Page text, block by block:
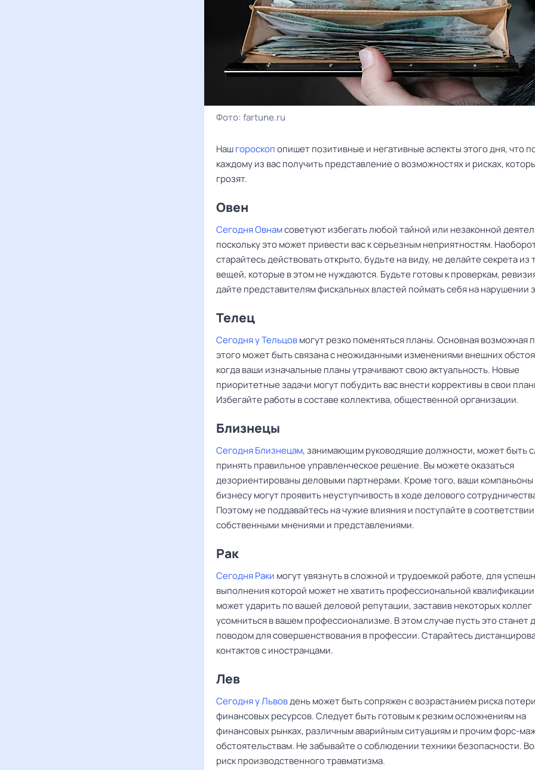
Фото: fartune.ru
Нашгороскопопишет позитивные и негативные аспекты этого дня, что
каждому из вас получить представление о возможностях и рисках,
грозят.
Овен ‌‌
Сегодня Овнамсоветуют избегать любой тайной или незаконной
поскольку это может привести вас к серьезным неприятностям.
старайтесь действовать открыто, будьте на виду, не делайте секрета из
вещей, которые в этом не нуждаются. Будьте готовы к проверкам,
дайте представителям фискальных властей поймать себя на нарушении
Телец
Сегодня у Тельцовмогут резко поменяться планы. Основная возможная
этого может быть связана с неожиданными изменениями внешних
когда ваши изначальные планы утрачивают свою актуальность. Новые
приоритетные задачи могут побудить вас внести коррективы в свои
Избегайте работы в составе коллектива, общественной организации.
Близнецы
Сегодня Близнецам, занимающим руководящие должности, может быть
принять правильное управленческое решение. Вы можете оказаться
дезориентированы деловыми партнерами. Кроме того, ваши
бизнесу могут проявить неуступчивость в ходе делового
Поэтому не поддавайтесь на чужие влияния и поступайте в
собственными мнениями и представлениями.
Рак ‌‌
Сегодня Раки могут увязнуть в сложной и трудоемкой работе, для
выполнения которой может не хватить профессиональной
может ударить по вашей деловой репутации, заставив некоторых коллег
усомниться в вашем профессионализме. В этом случае пусть это станет
поводом для совершенствования в профессии. Старайтесь
контактов с иностранцами.
Лев‌‌
Сегодня у Львовдень может быть сопряжен с возрастанием риска потери
финансовых ресурсов. Следует быть готовым к резким осложнениям на
финансовых рынках, различным аварийным ситуациям и прочим форс-
обстоятельствам. Не забывайте о соблюдении техники безопасности.
риск производственного травматизма.